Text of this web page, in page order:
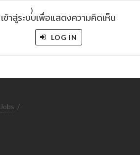
)
เข้าสู่ระบบเพื่อแสดงความคิดเห็น
LOG IN
Jobs /